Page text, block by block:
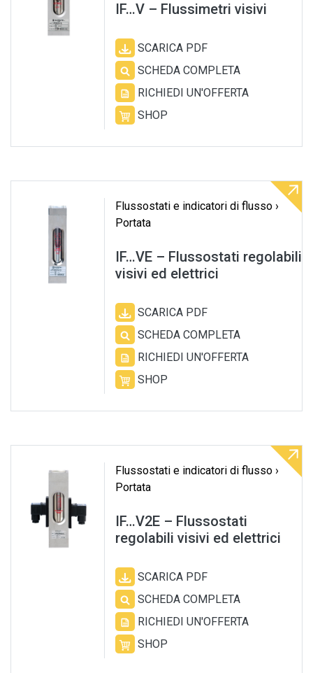
IF…V – Flussimetri visivi
SCARICA PDF
SCHEDA COMPLETA
RICHIEDI UN'OFFERTA
SHOP
Flussostati e indicatori di flusso ›
Portata
IF…VE – Flussostati regolabili
visivi ed elettrici
SCARICA PDF
SCHEDA COMPLETA
RICHIEDI UN'OFFERTA
SHOP
Flussostati e indicatori di flusso ›
Portata
IF…V2E – Flussostati
regolabili visivi ed elettrici
SCARICA PDF
SCHEDA COMPLETA
RICHIEDI UN'OFFERTA
SHOP